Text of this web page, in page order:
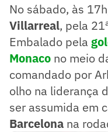
No sábado, às
Villarreal, pela
Embalado pela
Monaco no meio
comandado por
olho na liderança
ser assumida em
Barcelona na